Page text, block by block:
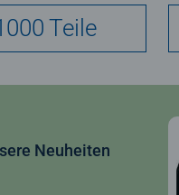
Teile
Neuheiten